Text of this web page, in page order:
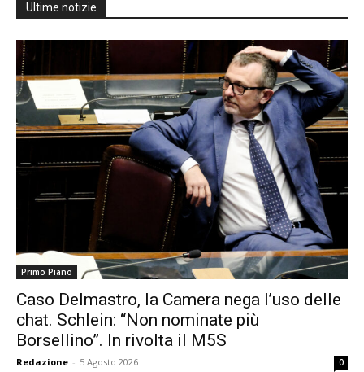
Ultime notizie
Primo Piano
Caso Delmastro, la Camera nega l’uso delle
chat. Schlein: “Non nominate più
Borsellino”. In rivolta il M5S
Redazione - 5 Agosto 2026 0